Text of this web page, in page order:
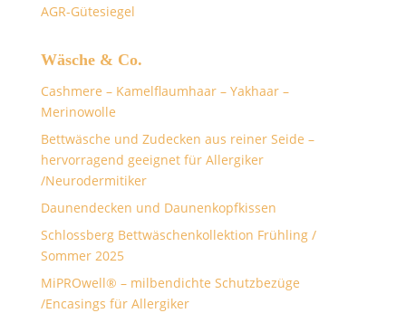
AGR-Gütesiegel
Wäsche & Co.
Cashmere – Kamelflaumhaar – Yakhaar –
Merinowolle
Bettwäsche und Zudecken aus reiner Seide –
hervorragend geeignet für Allergiker
/Neurodermitiker
Daunendecken und Daunenkopfkissen
Schlossberg Bettwäschenkollektion Frühling /
Sommer 2025
MiPROwell® – milbendichte Schutzbezüge
/Encasings für Allergiker